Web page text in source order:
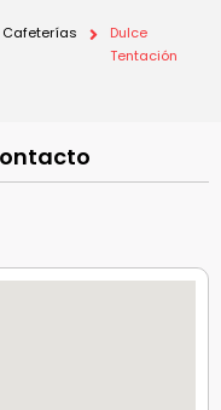
Cafeterías
Dulce
Tentación